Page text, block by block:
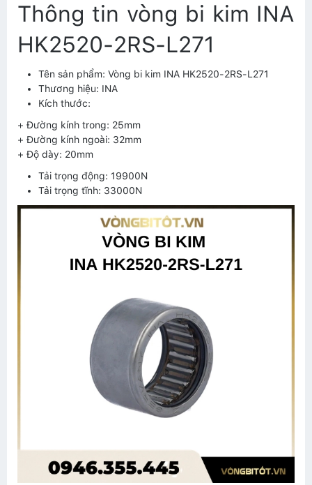
Thông tin vòng bi kim INA
HK2520-2RS-L271
Tên sản phẩm: Vòng bi kim INA HK2520-2RS-L271
Thương hiệu: INA
Kích thước:
+ Đường kính trong: 25mm
+ Đường kính ngoài: 32mm
+ Độ dày: 20mm
Tải trọng động: 19900N
Tải trọng tĩnh: 33000N